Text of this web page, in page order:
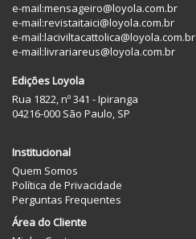
e-mail:mensageiro@loyola.com.br
e-mail:revistaitaici@loyola.com.br
e-mail:laciviltacattolica@loyola.com.br
e-mail:livrariareus@loyola.com.br
Edições Loyola
Rua 1822, nº 341 - Ipiranga
04216-000 São Paulo, SP
Institucional
Quem Somos
Política de Privacidade
Perguntas Frequentes
Área do Cliente